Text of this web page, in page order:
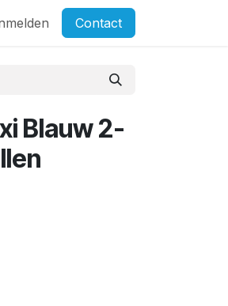
Contact
Blauw 2-